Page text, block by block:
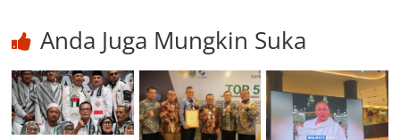
Anda Juga Mungkin Suka